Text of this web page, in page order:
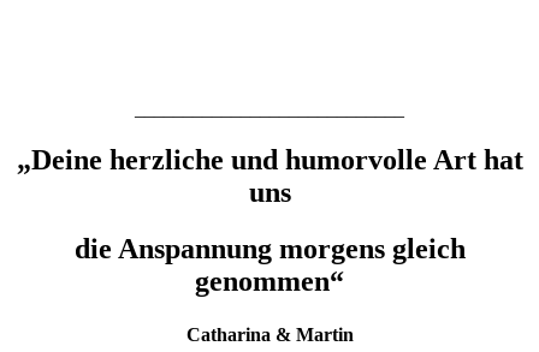
„Deine herzliche und humorvolle Art hat
uns
die Anspannung morgens gleich
genommen“
Catharina & Martin